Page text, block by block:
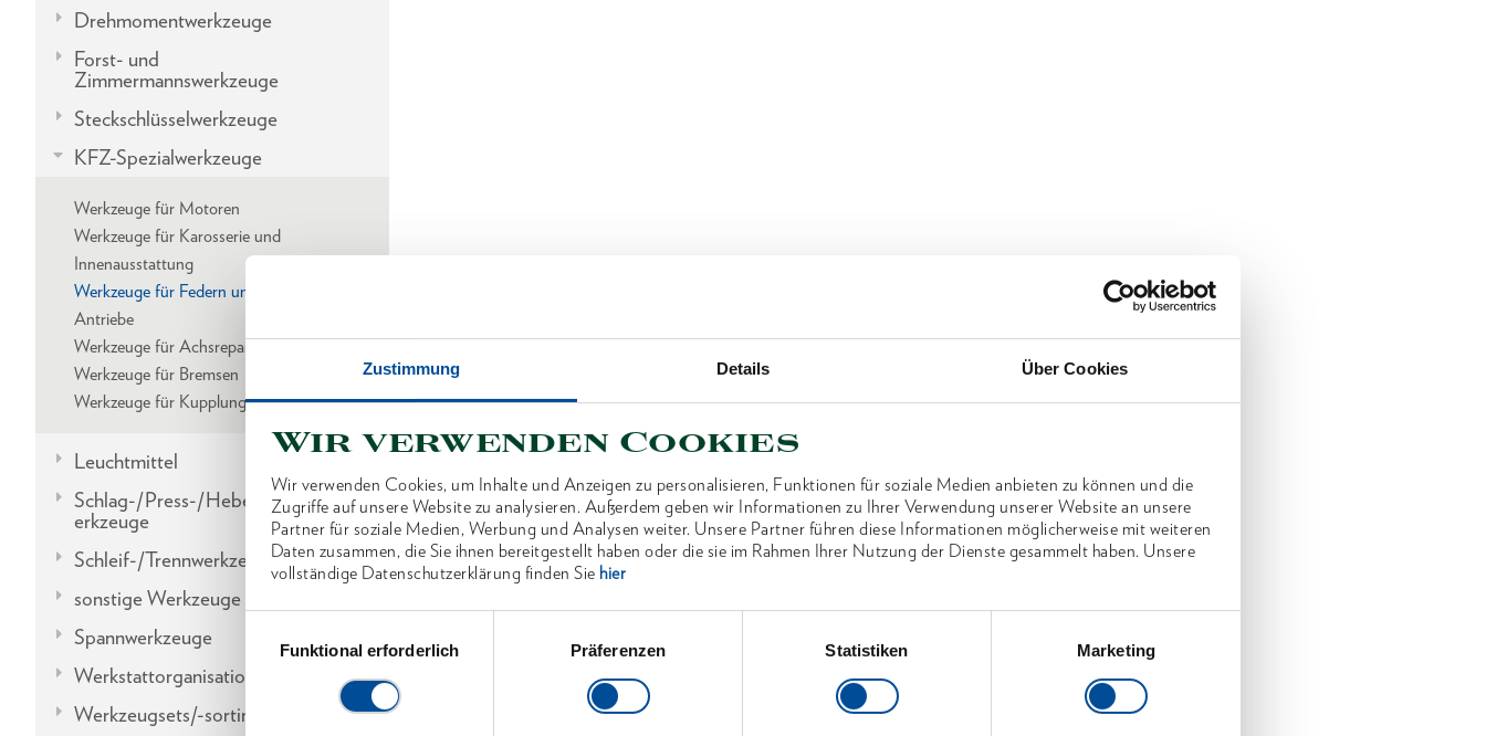
Zustimmung Details Über Cookies
Wir verwenden Cookies
Wir verwenden Cookies, um Inhalte und Anzeigen zu personalisieren, Funktionen für soziale Medien anbieten zu können und die
Zugriffe auf unsere Website zu analysieren. Außerdem geben wir Informationen zu Ihrer Verwendung unserer Website an unsere
Partner für soziale Medien, Werbung und Analysen weiter. Unsere Partner führen diese Informationen möglicherweise mit weiteren
Daten zusammen, die Sie ihnen bereitgestellt haben oder die sie im Rahmen Ihrer Nutzung der Dienste gesammelt haben. Unsere
vollständige Datenschutzerklärung finden Sie hier
Funktional erforderlich
Präferenzen Statistiken Marketing
Drehmomentwerkzeuge
Forst- und
Zimmermannswerkzeuge
Steckschlüsselwerkzeuge
KFZ-Spezialwerkzeuge
Werkzeuge für Motoren
Werkzeuge für Karosserie und
Innenausstattung
Werkzeuge für Federn und Stoßdämpfer
Antriebe
Werkzeuge für Achsreparatur
Werkzeuge für Bremsen
Werkzeuge für Kupplung / Getriebe
Leuchtmittel
Schlag-/Press-/Hebel-/Einbauw
erkzeuge
Schleif-/Trennwerkzeuge
sonstige Werkzeuge
Spannwerkzeuge
Werkstattorganisation
Werkzeugsets/-sortimente